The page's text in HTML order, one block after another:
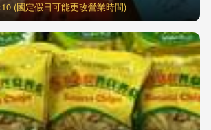
(國定假日可能更改營業時間)